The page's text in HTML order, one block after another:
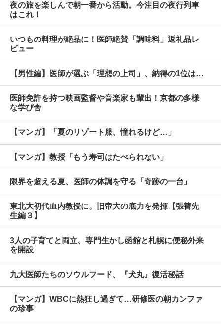
夜の旅を楽しんで朝一番から活動。今注目の夜行列車
はこれ！
いつもの料理が絶品に！医師絶賛「調味料」返礼品レ
ビュー
【男性編】医師が選ぶ「理想の上司」、納得の1位は…
医師免許を持つ映画監督や音楽家も輩出！京都の多様
な学び舎
【マンガ】「夏のリゾート服、憧れるけど…」
【マンガ】教授「もう寿司はたべられない」
限界を超える夏、医師の体調を守る「奇跡の一台」
東北大初代血内教授に。旧帝大の底力を発揮【張替先
生編３】
3人の子育てと両立、専門生かし函館と札幌に便秘外来
を開設
九大医師たちのソウルフード、『犬丸』復活秘話
【マンガ】WBCに熱狂し過ぎて…研修医の朝カンファ
の珍事